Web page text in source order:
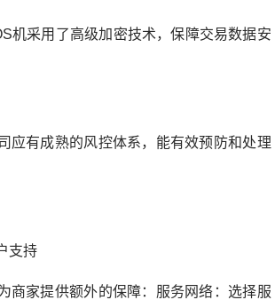
机采用了高级加密技术，保障交易数据安
应有成熟的风控体系，能有效预防和处理
支持
商家提供额外的保障： 服务网络：选择服